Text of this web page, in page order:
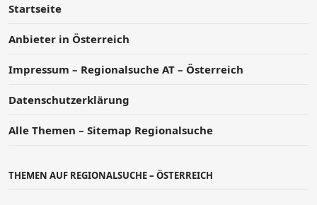
Startseite
Anbieter in Österreich
Impressum – Regionalsuche AT – Österreich
Datenschutzerklärung
Alle Themen – Sitemap Regionalsuche
THEMEN AUF REGIONALSUCHE – ÖSTERREICH